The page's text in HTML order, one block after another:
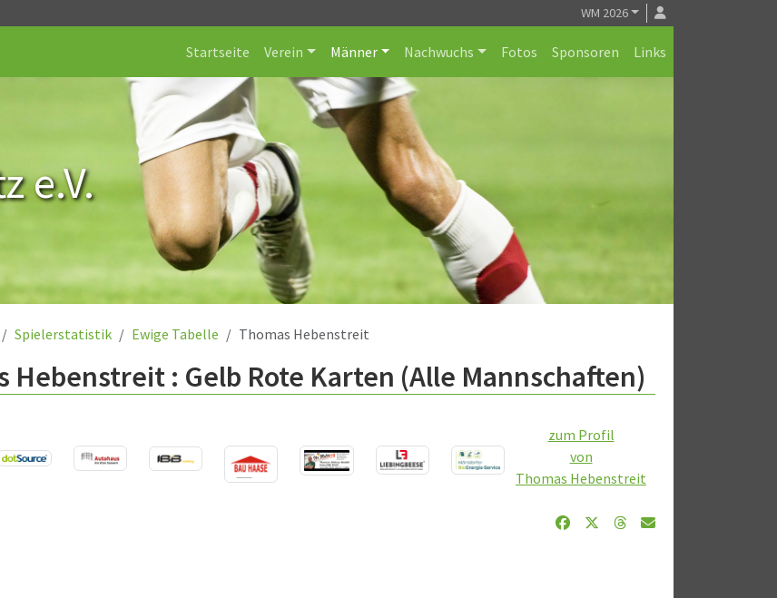
WM 2026
Startseite Verein Männer Nachwuchs Fotos Sponsoren Links
e.V.
Spielerstatistik Ewige Tabelle Thomas Hebenstreit
Hebenstreit : Gelb Rote Karten (Alle Mannschaften)
zum Profil
von
Thomas Hebenstreit